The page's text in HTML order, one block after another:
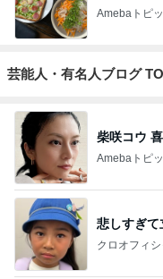
Amebaトピ
芸能人・有名人ブログ
柴咲コウ
Amebaトピ
悲しすぎて
クロオフィ